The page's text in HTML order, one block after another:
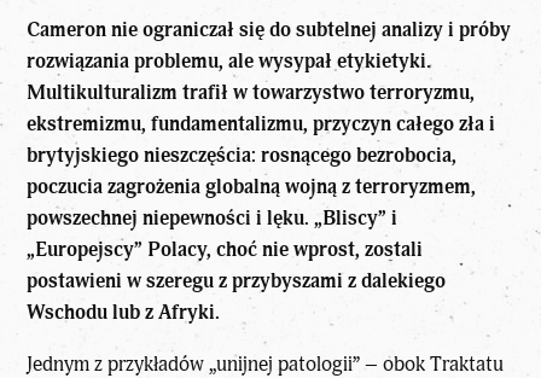
Cameron nie ograniczał się do subtelnej analizy i próby
rozwiązania problemu, ale wysypał etykietyki.
Multikulturalizm trafił w towarzystwo terroryzmu,
ekstremizmu, fundamentalizmu, przyczyn całego zła i
brytyjskiego nieszczęścia: rosnącego bezrobocia,
poczucia zagrożenia globalną wojną z terroryzmem,
powszechnej niepewności i lęku. „Bliscy” i
„Europejscy” Polacy, choć nie wprost, zostali
postawieni w szeregu z przybyszami z dalekiego
Wschodu lub z Afryki.
Jednym z przykładów „unijnej patologii” – obok Traktatu